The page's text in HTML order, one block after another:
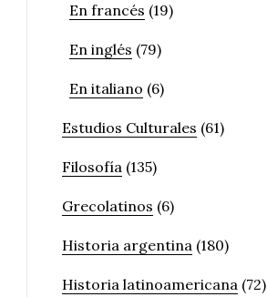
En francés (19)
En inglés (79)
En italiano (6)
Estudios Culturales (61)
Filosofía (135)
Grecolatinos (6)
Historia argentina (180)
Historia latinoamericana (72)